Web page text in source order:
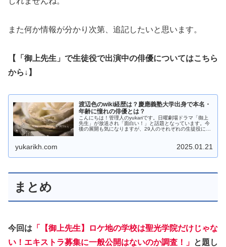
また何か情報が分かり次第、追記したいと思います。
【「御上先生」で生徒役で出演中の俳優についてはこちら
から↓】
渡辺色のwiki経歴は？慶應義塾大学出身で本名・
年齢に憧れの俳優とは？
こんにちは！管理人のyukariです。日曜劇場ドラマ「御上
先生」が放送され「面白い！」と話題となっています。今
後の展開も気になりますが、29人のそれぞれの生徒役につ
yukarikh.com 2025.01.21
まとめ
今回は 「【御上先生】ロケ地の学校は聖光学院だけじゃな
い！エキストラ募集に一般公開はないのか調査！」 と題し